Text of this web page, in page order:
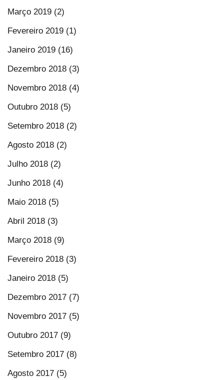
Março 2019 (2)
Fevereiro 2019 (1)
Janeiro 2019 (16)
Dezembro 2018 (3)
Novembro 2018 (4)
Outubro 2018 (5)
Setembro 2018 (2)
Agosto 2018 (2)
Julho 2018 (2)
Junho 2018 (4)
Maio 2018 (5)
Abril 2018 (3)
Março 2018 (9)
Fevereiro 2018 (3)
Janeiro 2018 (5)
Dezembro 2017 (7)
Novembro 2017 (5)
Outubro 2017 (9)
Setembro 2017 (8)
Agosto 2017 (5)